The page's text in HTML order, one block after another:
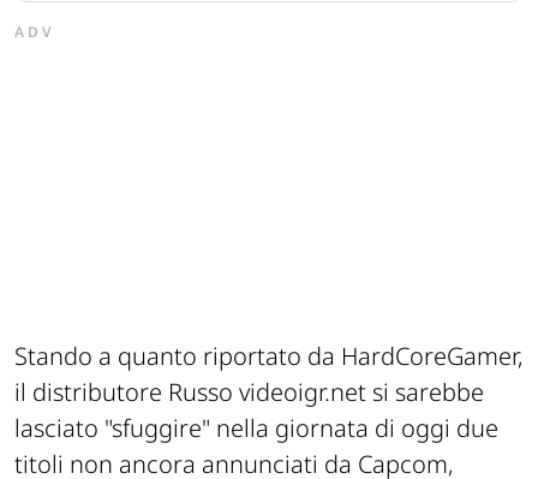
ADV
Stando a quanto riportato da HardCoreGamer,
il distributore Russo videoigr.net si sarebbe
lasciato "sfuggire" nella giornata di oggi due
titoli non ancora annunciati da Capcom,